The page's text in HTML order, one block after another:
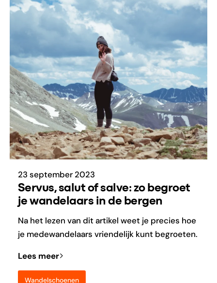
23 september 2023
Servus, salut of salve: zo begroet
je wandelaars in de bergen
Na het lezen van dit artikel weet je precies hoe
je medewandelaars vriendelijk kunt begroeten.
Lees meer
Wandelschoenen